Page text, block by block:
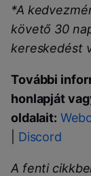
*A
követő 30
kereskedést
További
honlapját
oldalait:
Discord
A fenti